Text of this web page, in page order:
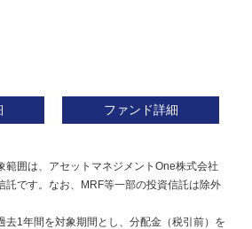
ファンド詳細
囲は、アセットマネジメントOne株式会社
託です。なお、MRF等一部の投資信託は除外
1年間を対象期間とし、分配金（税引前）を